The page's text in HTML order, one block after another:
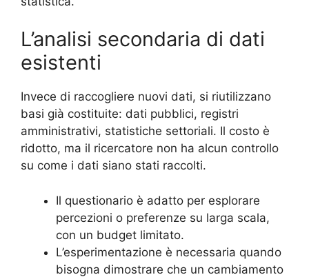
L’analisi secondaria di dati
esistenti
Invece di raccogliere nuovi dati, si riutilizzano
basi già costituite: dati pubblici, registri
amministrativi, statistiche settoriali. Il costo è
ridotto, ma il ricercatore non ha alcun controllo
su come i dati siano stati raccolti.
Il questionario è adatto per esplorare
percezioni o preferenze su larga scala,
con un budget limitato.
L’esperimentazione è necessaria quando
bisogna dimostrare che un cambiamento